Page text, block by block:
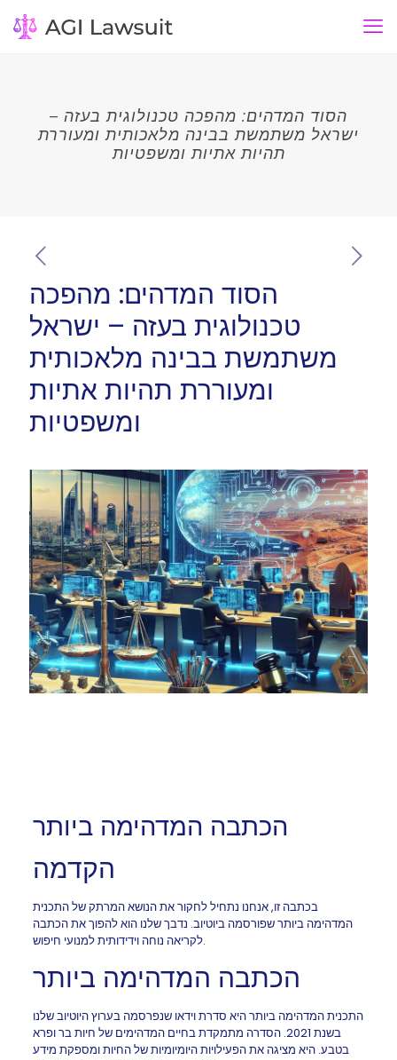
הסוד המדהים: מהפכה טכנולוגית בעזה –
ישראל משתמשת בבינה מלאכותית ומעוררת
תהיות אתיות ומשפטיות
הסוד המדהים: מהפכה
טכנולוגית בעזה – ישראל
משתמשת בבינה מלאכותית
ומעוררת תהיות אתיות
ומשפטיות
הכתבה המדהימה ביותר
הקדמה
בכתבה זו, אנחנו נתחיל לחקור את הנושא המרתק של התכנית
המדהימה ביותר שפורסמה ביוטיוב. נדבך שלנו הוא להפוך את הכתבה
לקריאה נוחה וידידותית למנועי חיפוש.
הכתבה המדהימה ביותר
התכנית המדהימה ביותר היא סדרת וידאו שנפרסמה בערוץ היוטיוב שלנו
בשנת 2021. הסדרה מתמקדת בחיים המדהימים של חיות בר ופרא
בטבע. היא מציגה את הפעילויות היומיומיות של החיות ומספקת מידע